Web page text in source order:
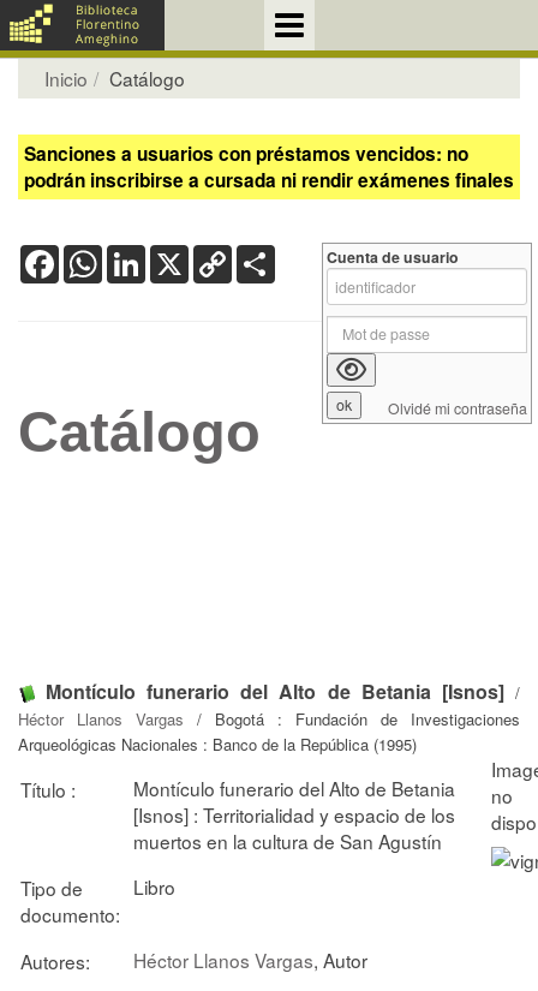
Inicio Catálogo
Sanciones a usuarios con préstamos vencidos: no
podrán inscribirse a cursada ni rendir exámenes finales
FacebookWhatsApp
LinkedIn
X Copy
Link
Catálogo
Montículo funerario del Alto de Betania [Isnos]/
Héctor Llanos Vargas / Bogotá : Fundación de Investigaciones
Arqueológicas Nacionales : Banco de la República (1995)
Título :
Montículo funerario del Alto de Betania
[Isnos] : Territorialidad y espacio de los
muertos en la cultura de San Agustín
Tipo de
documento:
Libro
Autores: Héctor Llanos Vargas, Autor
Cuenta de usuario
Olvidé mi contraseña